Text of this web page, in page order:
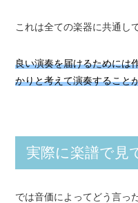
これは全ての楽器に共通し
良い演奏を届けるためには
かりと考えて演奏すること
実際に楽譜で見
では音価によってどう言っ